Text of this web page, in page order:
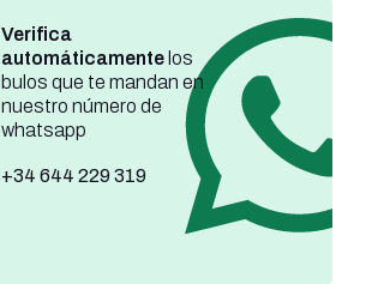
Verifica
automáticamentelos
bulos que te mandan en
nuestro número de
whatsapp
+34 644 229 319